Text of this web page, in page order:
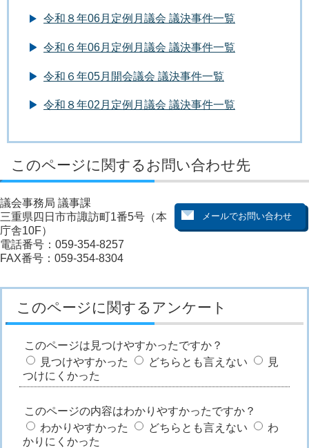
令和８年06月定例月議会 議決事件一覧
令和６年06月定例月議会 議決事件一覧
令和６年05月開会議会 議決事件一覧
令和８年02月定例月議会 議決事件一覧
このページに関するお問い合わせ先
議会事務局 議事課
三重県四日市市諏訪町1番5号（本
庁舎10F）
電話番号：059-354-8257
FAX番号：059-354-8304
このページに関するアンケート
このページは見つけやすかったですか？
見つけやすかった
どちらとも言えない
見
つけにくかった
このページの内容はわかりやすかったですか？
わかりやすかった
どちらとも言えない
わ
かりにくかった